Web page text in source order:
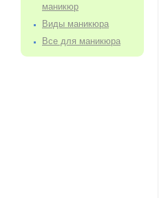
маникюр
Виды маникюра
Все для маникюра